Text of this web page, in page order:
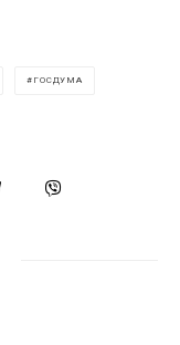
ГОСДУМА